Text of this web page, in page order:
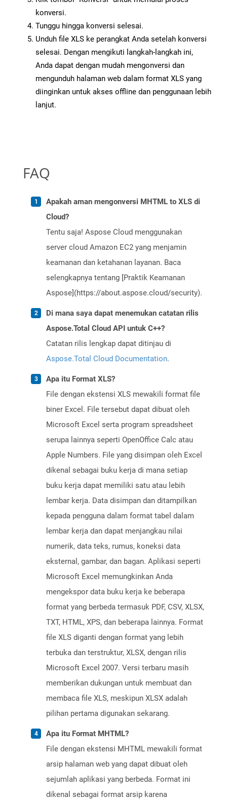
konversi.
Tunggu hingga konversi selesai.
Unduh file XLS ke perangkat Anda setelah konversi
selesai. Dengan mengikuti langkah-langkah ini,
Anda dapat dengan mudah mengonversi dan
mengunduh halaman web dalam format XLS yang
diinginkan untuk akses offline dan penggunaan lebih
lanjut.
FAQ
Apakah aman mengonversi MHTML to XLS di
Cloud?
Tentu saja! Aspose Cloud menggunakan
server cloud Amazon EC2 yang menjamin
keamanan dan ketahanan layanan. Baca
selengkapnya tentang [Praktik Keamanan
Aspose](https://about.aspose.cloud/security).
Di mana saya dapat menemukan catatan rilis
Aspose.Total Cloud API untuk C++?
Catatan rilis lengkap dapat ditinjau di
Aspose.Total Cloud Documentation.
Apa itu Format XLS?
File dengan ekstensi XLS mewakili format file
biner Excel. File tersebut dapat dibuat oleh
Microsoft Excel serta program spreadsheet
serupa lainnya seperti OpenOffice Calc atau
Apple Numbers. File yang disimpan oleh Excel
dikenal sebagai buku kerja di mana setiap
buku kerja dapat memiliki satu atau lebih
lembar kerja. Data disimpan dan ditampilkan
kepada pengguna dalam format tabel dalam
lembar kerja dan dapat menjangkau nilai
numerik, data teks, rumus, koneksi data
eksternal, gambar, dan bagan. Aplikasi seperti
Microsoft Excel memungkinkan Anda
mengekspor data buku kerja ke beberapa
format yang berbeda termasuk PDF, CSV, XLSX,
TXT, HTML, XPS, dan beberapa lainnya. Format
file XLS diganti dengan format yang lebih
terbuka dan terstruktur, XLSX, dengan rilis
Microsoft Excel 2007. Versi terbaru masih
memberikan dukungan untuk membuat dan
membaca file XLS, meskipun XLSX adalah
pilihan pertama digunakan sekarang.
Apa itu Format MHTML?
File dengan ekstensi MHTML mewakili format
arsip halaman web yang dapat dibuat oleh
sejumlah aplikasi yang berbeda. Format ini
dikenal sebagai format arsip karena